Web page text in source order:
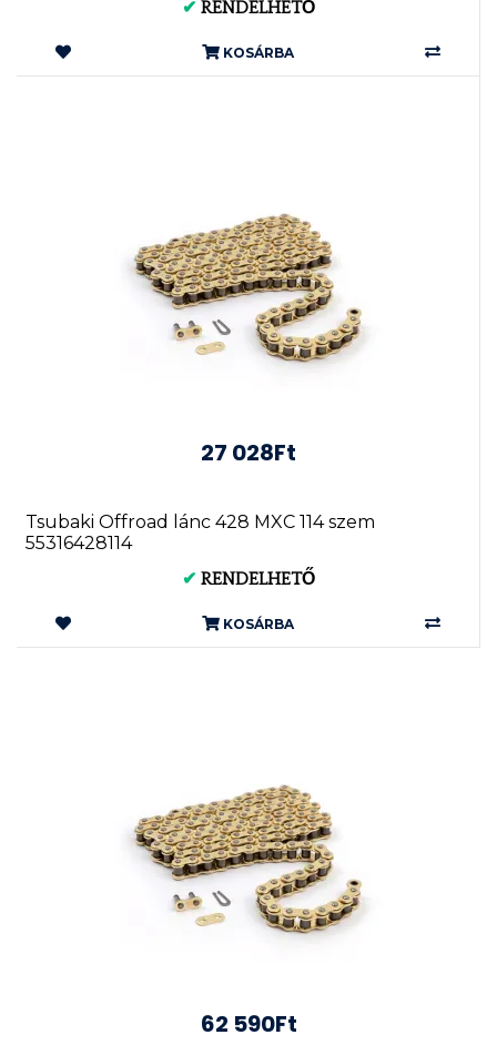
✔ RENDELHETŐ
KOSÁRBA
27 028Ft
Tsubaki Offroad lánc 428 MXC 114 szem
55316428114
✔ RENDELHETŐ
KOSÁRBA
62 590Ft